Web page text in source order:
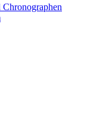
Chronographen